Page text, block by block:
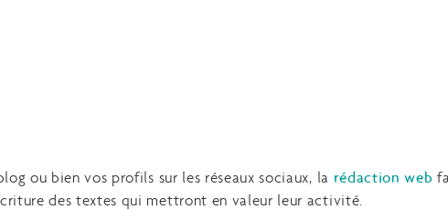
ou bien vos profils sur les réseaux sociaux, la rédaction web
des textes qui mettront en valeur leur activité.